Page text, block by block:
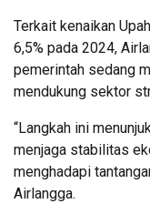
Terkait kenaikan
6,5% pada 2024,
pemerintah sedang
mendukung sektor
“Langkah ini
menjaga stabilitas
menghadapi
Airlangga.